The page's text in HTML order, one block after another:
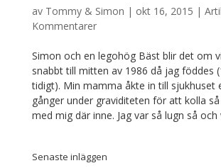
av Tommy & Simon | okt 16, 2015 |
Kommentarer
Simon och en legohög Bäst blir det om
snabbt till mitten av 1986 då jag föddes
tidigt). Min mamma åkte in till sjukhuset
gånger under graviditeten för att kolla
med mig där inne. Jag var så lugn så och
Senaste inläggen